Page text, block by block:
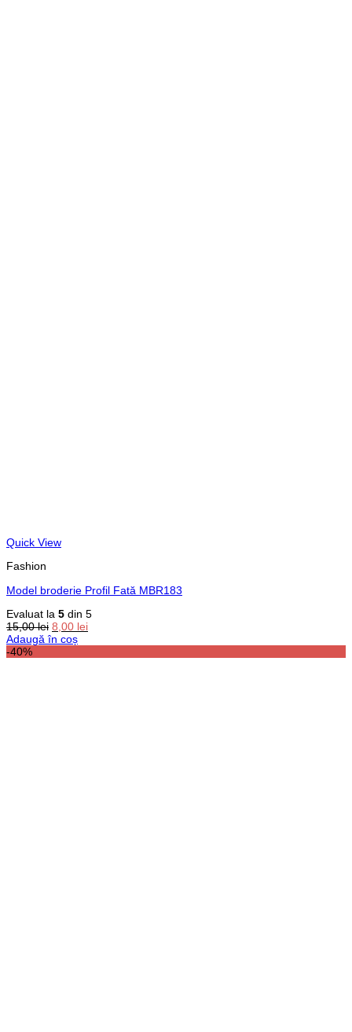
Quick View
Fashion
Model broderie Profil Fată MBR183
Evaluat la 5 din 5
15,00lei Prețul
inițial
8,00 leiPrețul
Adaugă în coș
-40%